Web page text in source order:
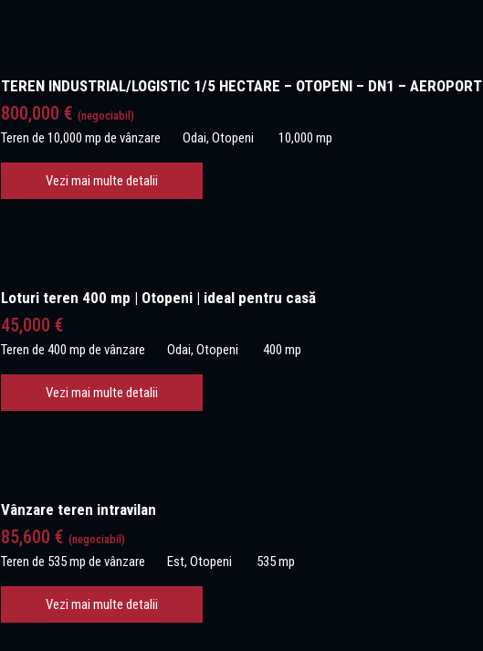
TEREN INDUSTRIAL/LOGISTIC 1/5 HECTARE – OTOPENI – DN1 – AEROPORT
800,000 € (negociabil)
Teren de 10,000 mp de vânzare Odai, Otopeni 10,000 mp
Vezi mai multe detalii
Loturi teren 400 mp | Otopeni | ideal pentru casă
45,000 €
Teren de 400 mp de vânzare Odai, Otopeni 400 mp
Vezi mai multe detalii
Vânzare teren intravilan
85,600 € (negociabil)
Teren de 535 mp de vânzare Est, Otopeni 535 mp
Vezi mai multe detalii